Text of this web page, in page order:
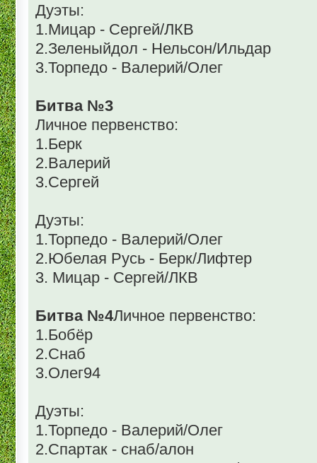
Дуэты:
1.Мицар - Сергей/ЛКВ
2.Зеленыйдол - Нельсон/Ильдар
3.Торпедо - Валерий/Олег
Битва №3
Личное первенство:
1.Берк
2.Валерий
3.Сергей
Дуэты:
1.Торпедо - Валерий/Олег
2.Юбелая Русь - Берк/Лифтер
3. Мицар - Сергей/ЛКВ
Битва №4Личное первенство:
1.Бобёр
2.Снаб
3.Олег94
Дуэты:
1.Торпедо - Валерий/Олег
2.Спартак - снаб/алон